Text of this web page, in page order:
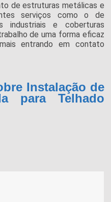
de estruturas metálicas e
serviços como o de
industriais e coberturas
de uma forma eficaz
entrando em contato
Instalação de
para Telhado